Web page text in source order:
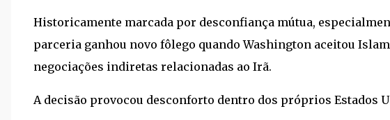
Historicamente marcada por desconfiança mútua,
parceria ganhou novo fôlego quando Washington aceitou
negociações indiretas relacionadas ao Irã.
A decisão provocou desconforto dentro dos próprios Estados